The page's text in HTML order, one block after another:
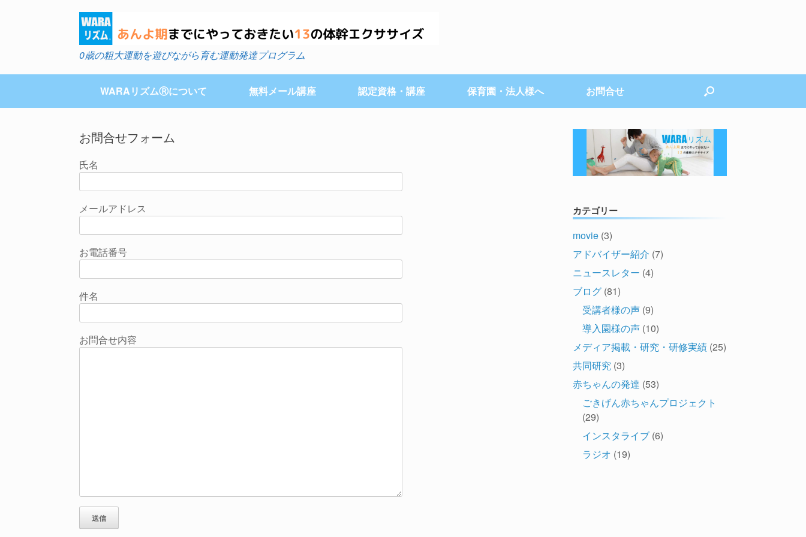
0歳の粗大運動を遊びながら育む運動発達プログラム
WARAリズムⓇについて 無料メール講座 認定資格・講座 保育園・法人様へ お問合せ
お問合せフォーム
氏名
メールアドレス
お電話番号
件名
お問合せ内容
カテゴリー
movie (3)
アドバイザー紹介 (7)
ニュースレター (4)
ブログ (81)
受講者様の声 (9)
導入園様の声 (10)
メディア掲載・研究・研修実績 (25)
共同研究 (3)
赤ちゃんの発達 (53)
ごきげん赤ちゃんプロジェクト
(29)
インスタライブ (6)
ラジオ (19)